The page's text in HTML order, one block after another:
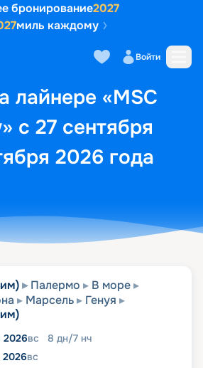
бронирование2027
миль каждому
Войти
лайнере «MSC
с 27 сентября
2026 года
Выбор кают Маршрут и
Палермо
В море
Марсель
Генуя
2026вс 8 дн/7 нч
2026вс